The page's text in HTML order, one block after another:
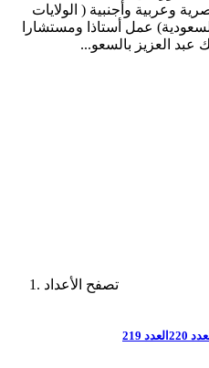
وعربية وأجنبية ( الولايات
عمل أستاذا ومستشارا
عبد العزيز بالسعو...
تصفح الأعداد
220 العدد 219